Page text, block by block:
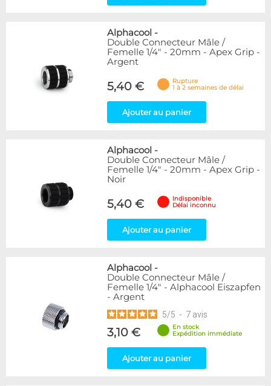
Alphacool -
Double Connecteur Mâle /
Femelle 1/4" - 20mm - Apex Grip -
Argent
5,40 €
Rupture
1 à 2 semaines de délai
Ajouter au panier
Alphacool -
Double Connecteur Mâle /
Femelle 1/4" - 20mm - Apex Grip -
Noir
5,40 €
Indisponible
Délai inconnu
Ajouter au panier
Alphacool -
Double Connecteur Mâle /
Femelle 1/4" - Alphacool Eiszapfen
- Argent
5/5 - 7 avis
3,10 €
En stock
Expédition immédiate
Ajouter au panier